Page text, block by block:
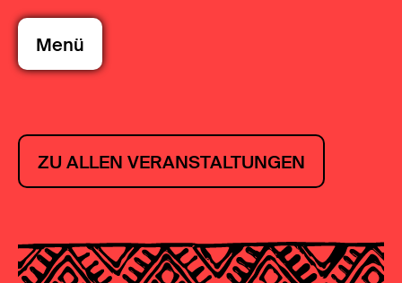
Menü
ZU ALLEN VERANSTALTUNGEN